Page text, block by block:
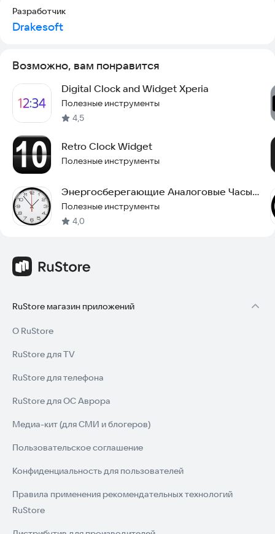
Разработчик
Drakesoft
Возможно, вам понравится
Digital Clock and Widget Xperia
Полезные инструменты
4,5
Retro Clock Widget
Полезные инструменты
Энергосберегающие Аналоговые Часы
Живые Обои
Полезные инструменты
4,0
RuStore магазин приложений
О RuStore
RuStore для TV
RuStore для телефона
RuStore для ОС Аврора
Медиа-кит (для СМИ и блогеров)
Пользовательское соглашение
Конфиденциальность для пользователей
Правила применения рекомендательных технологий
RuStore